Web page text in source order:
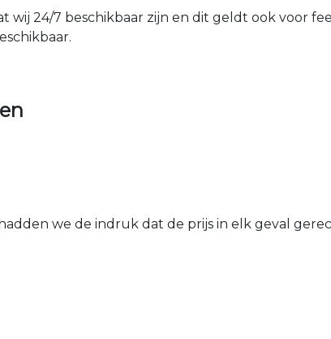
24/7 beschikbaar zijn en dit geldt ook voor
we de indruk dat de prijs in elk geval